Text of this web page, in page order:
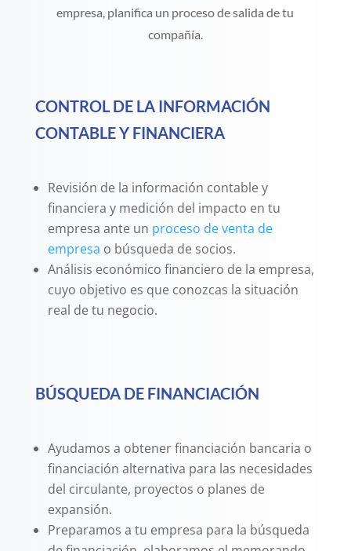
empresa, planifica un proceso de salida de tu
compañía.
CONTROL DE LA INFORMACIÓN
CONTABLE Y FINANCIERA
Revisión de la información contable y
financiera y medición del impacto en tu
empresa ante un proceso de venta de
empresa o búsqueda de socios.
Análisis económico financiero de la empresa,
cuyo objetivo es que conozcas la situación
real de tu negocio.
BÚSQUEDA DE FINANCIACIÓN
Ayudamos a obtener financiación bancaria o
financiación alternativa para las necesidades
del circulante, proyectos o planes de
expansión.
Preparamos a tu empresa para la búsqueda